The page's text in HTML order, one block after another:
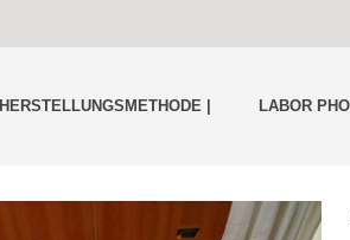
HERSTELLUNGSMETHODE | LABOR